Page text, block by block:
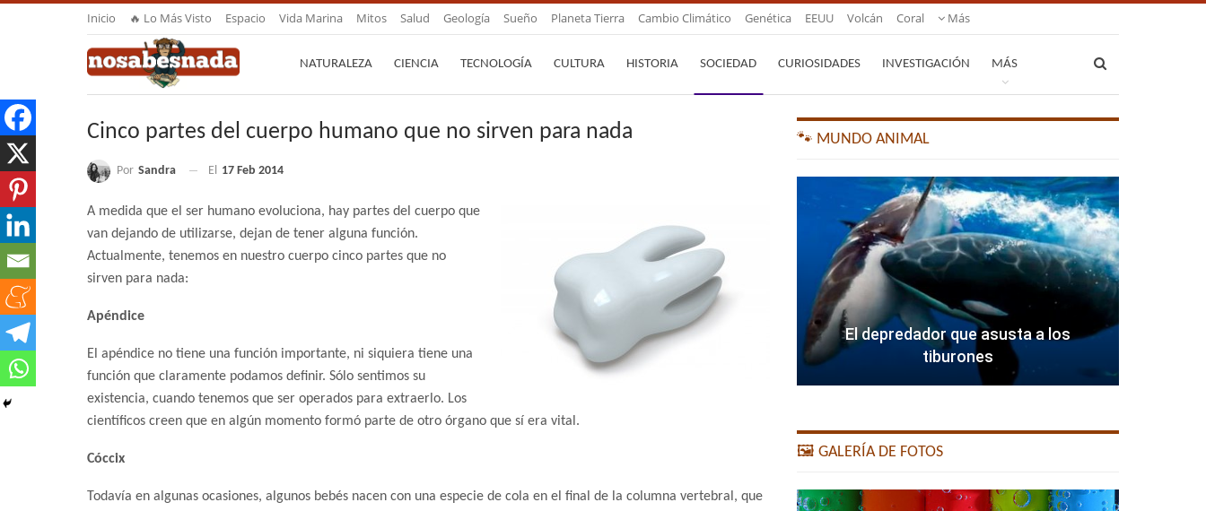
Inicio 🔥 Lo Más Visto Espacio Vida Marina Mitos Salud Geología Sueño Planeta Tierra Cambio Climático Genética EEUU Volcán Coral Más
NATURALEZA CIENCIA TECNOLOGÍA CULTURA HISTORIA SOCIEDAD CURIOSIDADES INVESTIGACIÓN MÁS
Cinco partes del cuerpo humano que no sirven para nada
Por Sandra El 17 Feb 2014
A medida que el ser humano evoluciona, hay partes del cuerpo que
van dejando de utilizarse, dejan de tener alguna función.
Actualmente, tenemos en nuestro cuerpo cinco partes que no
sirven para nada:
Apéndice
El apéndice no tiene una función importante, ni siquiera tiene una
función que claramente podamos definir. Sólo sentimos su
existencia, cuando tenemos que ser operados para extraerlo. Los
científicos creen que en algún momento formó parte de otro órgano que sí era vital.
Cóccix
Todavía en algunas ocasiones, algunos bebés nacen con una especie de cola en el final de la columna vertebral, que
🐾 MUNDO ANIMAL
El depredador que asusta a los
tiburones
🖼️ GALERÍA DE FOTOS